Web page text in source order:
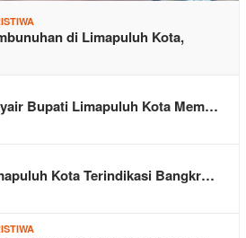
di Limapuluh Kota,
Bupati Limapuluh Kota Mem…
Kota Terindikasi Bangkr…